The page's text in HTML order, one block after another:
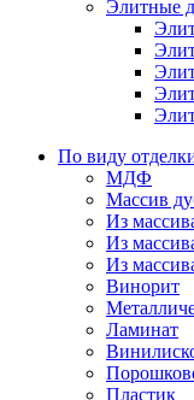
Элитные
По виду
МДФ
Массив
Из
Из
Из
Винорит
Ламинат
Пластик